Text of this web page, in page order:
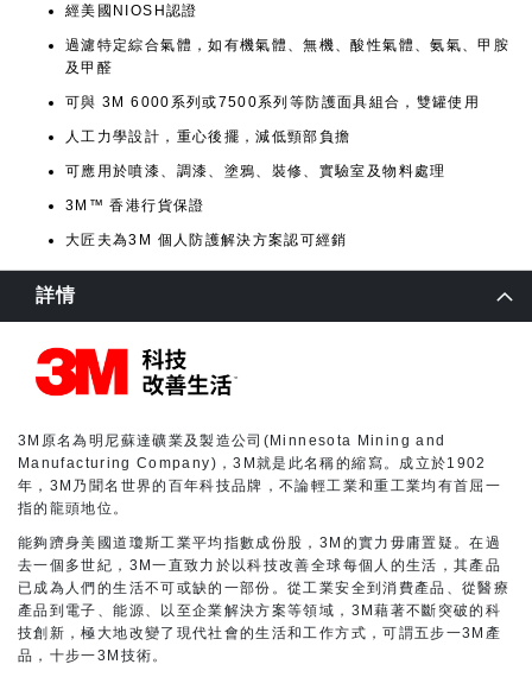
經美國NIOSH認證
過濾特定綜合氣體，如有機氣體、無機、酸性氣體、氨氣、甲胺
及甲醛
可與 3M 6000系列或7500系列等防護面具組合，雙罐使用
人工力學設計，重心後擺，減低頸部負擔
可應用於噴漆、調漆、塗鴉、裝修、實驗室及物料處理
3M™ 香港行貨保證
大匠夫為3M 個人防護解決方案認可經銷
詳情
3M原名為明尼蘇達礦業及製造公司(Minnesota Mining and
Manufacturing Company)，3M就是此名稱的縮寫。成立於1902
年，3M乃聞名世界的百年科技品牌，不論輕工業和重工業均有首屈一
指的龍頭地位。
能夠躋身美國道瓊斯工業平均指數成份股，3M的實力毋庸置疑。在過
去一個多世紀，3M一直致力於以科技改善全球每個人的生活，其產品
已成為人們的生活不可或缺的一部份。從工業安全到消費產品、從醫療
產品到電子、能源、以至企業解決方案等領域，3M藉著不斷突破的科
技創新，極大地改變了現代社會的生活和工作方式，可謂五步一3M產
品，十步一3M技術。